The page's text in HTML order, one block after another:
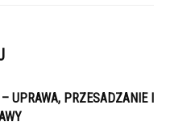
UPRAWA, PRZESADZANIE I